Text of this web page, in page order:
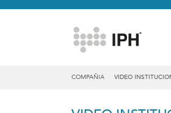
COMPAÑIA VIDEO